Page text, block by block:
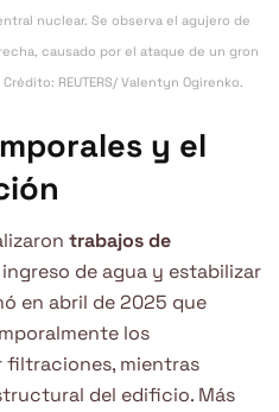
nuclear. Se observa el agujero de
causado por el ataque de un gron
REUTERS/ Valentyn Ogirenko.
y el
trabajos de
de agua y estabilizar
en abril de 2025 que
los
filtraciones, mientras
del edificio. Más